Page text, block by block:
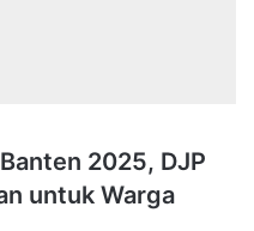
2025, DJP
untuk Warga